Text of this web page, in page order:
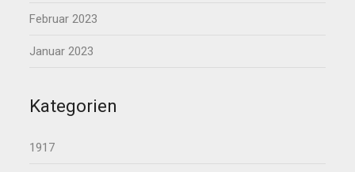
Februar 2023
Januar 2023
Kategorien
1917